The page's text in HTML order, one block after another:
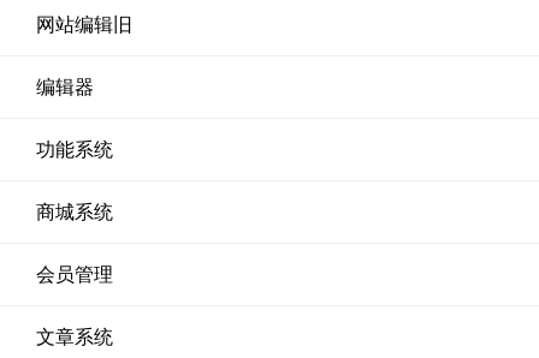
网站编辑旧
编辑器
功能系统
商城系统
会员管理
文章系统